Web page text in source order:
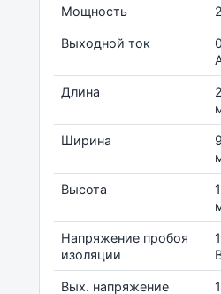
Мощность
Выходной ток
Длина
Ширина
Высота
Напряжение пробоя
изоляции
Вых. напряжение